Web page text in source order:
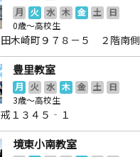
月 火 水 木 金 土
日
0歳～高校生
木崎町９７８－５ ２階南側
豊里教室
月 火 水 木 金 土
日
3歳～高校生
１３４５‐１
境東小南教室